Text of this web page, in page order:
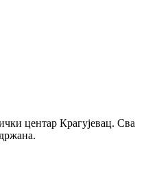
центар Крагујевац. Сва